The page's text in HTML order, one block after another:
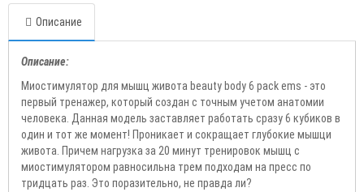
Описание
Описание:
Миостимулятор для мышц живота beauty body 6 pack ems - это
первый тренажер, который создан с точным учетом анатомии
человека. Данная модель заставляет работать сразу 6 кубиков в
один и тот же момент! Проникает и сокращает глубокие мышци
живота. Причем нагрузка за 20 минут тренировок мышц с
миостимулятором равносильна трем подходам на пресс по
тридцать раз. Это поразительно, не правда ли?